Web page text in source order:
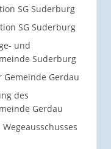
SG Suderburg
SG Suderburg
und
Suderburg
Gemeinde Gerdau
des
Gerdau